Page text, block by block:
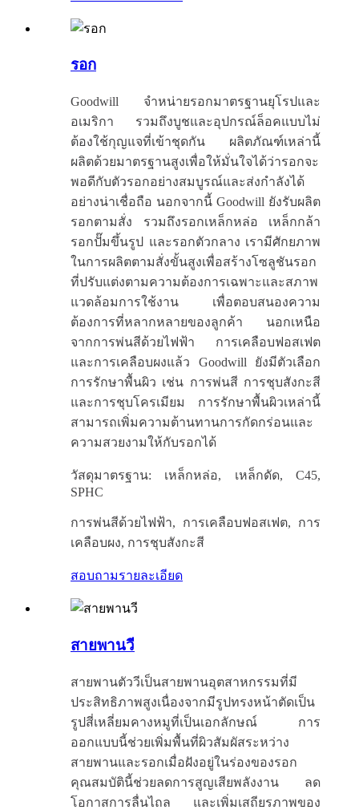
รอก
Goodwill จำหน่ายรอกมาตรฐานยุโรปและ
อเมริกา รวมถึงบูชและอุปกรณ์ล็อคแบบไม่
ต้องใช้กุญแจที่เข้าชุดกัน ผลิตภัณฑ์เหล่านี้
ผลิตด้วยมาตรฐานสูงเพื่อให้มั่นใจได้ว่ารอกจะ
พอดีกับตัวรอกอย่างสมบูรณ์และส่งกำลังได้
อย่างน่าเชื่อถือ นอกจากนี้ Goodwill ยังรับผลิต
รอกตามสั่ง รวมถึงรอกเหล็กหล่อ เหล็กกล้า
รอกปั๊มขึ้นรูป และรอกตัวกลาง เรามีศักยภาพ
ในการผลิตตามสั่งขั้นสูงเพื่อสร้างโซลูชันรอก
ที่ปรับแต่งตามความต้องการเฉพาะและสภาพ
แวดล้อมการใช้งาน เพื่อตอบสนองความ
ต้องการที่หลากหลายของลูกค้า นอกเหนือ
จากการพ่นสีด้วยไฟฟ้า การเคลือบฟอสเฟต
และการเคลือบผงแล้ว Goodwill ยังมีตัวเลือก
การรักษาพื้นผิว เช่น การพ่นสี การชุบสังกะสี
และการชุบโครเมียม การรักษาพื้นผิวเหล่านี้
สามารถเพิ่มความต้านทานการกัดกร่อนและ
ความสวยงามให้กับรอกได้
วัสดุมาตรฐาน: เหล็กหล่อ, เหล็กดัด, C45,
SPHC
การพ่นสีด้วยไฟฟ้า, การเคลือบฟอสเฟต, การ
เคลือบผง, การชุบสังกะสี
สอบถามรายละเอียด
สายพานวี
สายพานตัววีเป็นสายพานอุตสาหกรรมที่มี
ประสิทธิภาพสูงเนื่องจากมีรูปทรงหน้าตัดเป็น
รูปสี่เหลี่ยมคางหมูที่เป็นเอกลักษณ์ การ
ออกแบบนี้ช่วยเพิ่มพื้นที่ผิวสัมผัสระหว่าง
สายพานและรอกเมื่อฝังอยู่ในร่องของรอก
คุณสมบัตินี้ช่วยลดการสูญเสียพลังงาน ลด
โอกาสการลื่นไถล และเพิ่มเสถียรภาพของ